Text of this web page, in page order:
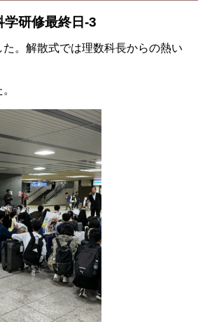
学研修最終日-3
。解散式では理数科長からの熱い